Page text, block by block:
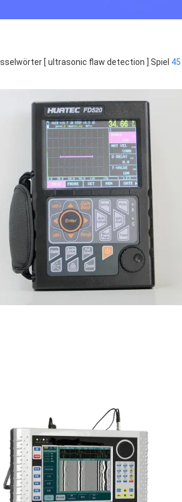
[ ultrasonic flaw detection ] Spiel 45